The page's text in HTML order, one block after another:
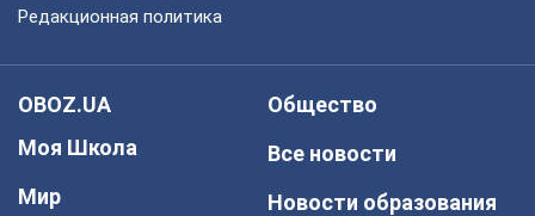
Редакционная политика
OBOZ.UA
Моя Школа
Мир
Общество
Все новости
Новости образования